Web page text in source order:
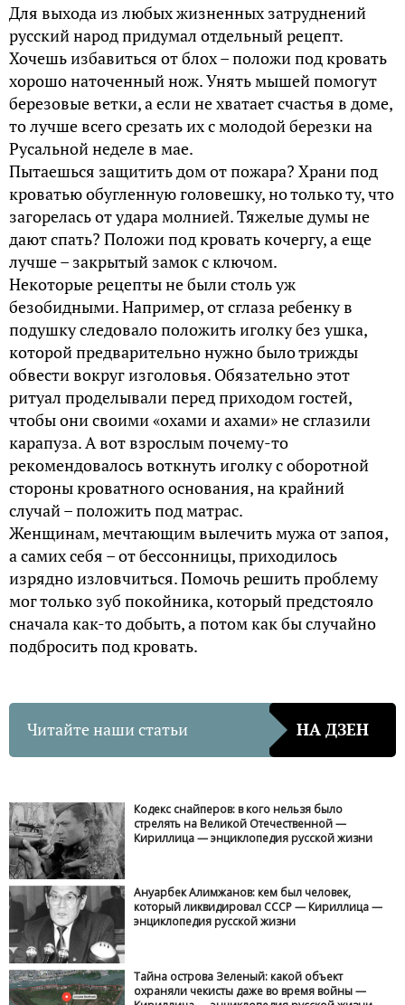
Для выхода из любых жизненных затруднений
русский народ придумал отдельный рецепт.
Хочешь избавиться от блох – положи под кровать
хорошо наточенный нож. Унять мышей помогут
березовые ветки, а если не хватает счастья в доме,
то лучше всего срезать их с молодой березки на
Русальной неделе в мае.
Пытаешься защитить дом от пожара? Храни под
кроватью обугленную головешку, но только ту, что
загорелась от удара молнией. Тяжелые думы не
дают спать? Положи под кровать кочергу, а еще
лучше – закрытый замок с ключом.
Некоторые рецепты не были столь уж
безобидными. Например, от сглаза ребенку в
подушку следовало положить иголку без ушка,
которой предварительно нужно было трижды
обвести вокруг изголовья. Обязательно этот
ритуал проделывали перед приходом гостей,
чтобы они своими «охами и ахами» не сглазили
карапуза. А вот взрослым почему-то
рекомендовалось воткнуть иголку с оборотной
стороны кроватного основания, на крайний
случай – положить под матрас.
Женщинам, мечтающим вылечить мужа от запоя,
а самих себя – от бессонницы, приходилось
изрядно изловчиться. Помочь решить проблему
мог только зуб покойника, который предстояло
сначала как-то добыть, а потом как бы случайно
подбросить под кровать.
Читайте наши статьи НА ДЗЕН
Кодекс снайперов: в кого нельзя было
стрелять на Великой Отечественной —
Кириллица — энциклопедия русской жизни
Ануарбек Алимжанов: кем был человек,
который ликвидировал СССР — Кириллица —
энциклопедия русской жизни
Тайна острова Зеленый: какой объект
охраняли чекисты даже во время войны —